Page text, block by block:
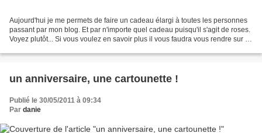
Aujourd'hui je me permets de faire un cadeau élargi à toutes les personnes
passant par mon blog. Et par n'importe quel cadeau puisqu'il s'agit de roses.
Voyez plutôt... Si vous voulez en savoir plus il vous faudra vous rendre sur le
un anniversaire, une cartounette !
Publié le 30/05/2011 à 09:34
Par danie